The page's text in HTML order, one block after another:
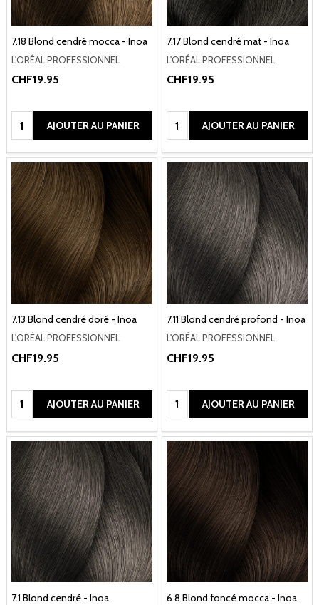
7.18 Blond cendré mocca - Inoa
L'ORÉAL PROFESSIONNEL
CHF19.95
Quantité:AJOUTER AU PANIER
7.17 Blond cendré mat - Inoa
L'ORÉAL PROFESSIONNEL
CHF19.95
Quantité:AJOUTER AU PANIER
7.13 Blond cendré doré - Inoa
L'ORÉAL PROFESSIONNEL
CHF19.95
Quantité:AJOUTER AU PANIER
7.11 Blond cendré profond - Inoa
L'ORÉAL PROFESSIONNEL
CHF19.95
Quantité:AJOUTER AU PANIER
7.1 Blond cendré - Inoa 6.8 Blond foncé mocca - Inoa